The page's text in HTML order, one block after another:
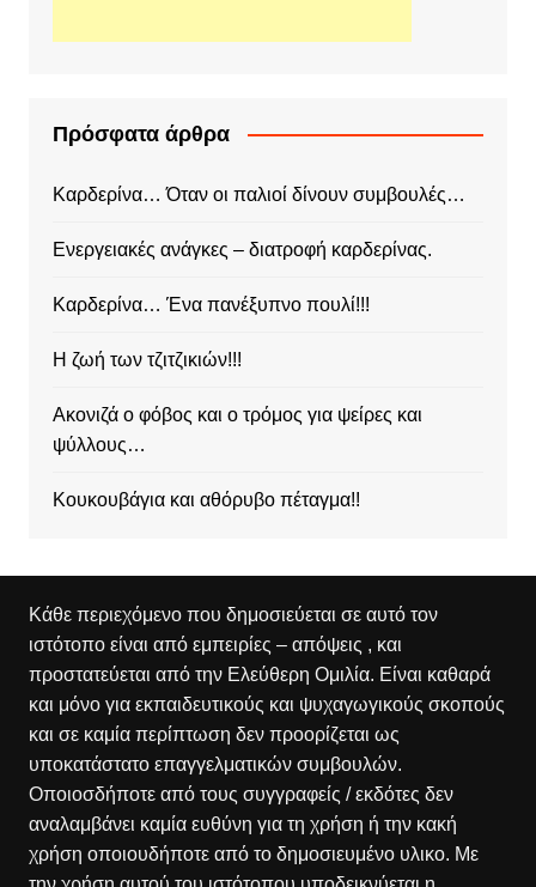
Πρόσφατα άρθρα
Καρδερίνα… Όταν οι παλιοί δίνουν συμβουλές…
Ενεργειακές ανάγκες – διατροφή καρδερίνας.
Καρδερίνα… Ένα πανέξυπνο πουλί!!!
Η ζωή των τζιτζικιών!!!
Ακονιζά ο φόβος και ο τρόμος για ψείρες και
ψύλλους…
Κουκουβάγια και αθόρυβο πέταγμα!!
Κάθε περιεχόμενο που δημοσιεύεται σε αυτό τον
ιστότοπο είναι από εμπειρίες – απόψεις , και
προστατεύεται από την Ελεύθερη Ομιλία. Είναι καθαρά
και μόνο για εκπαιδευτικούς και ψυχαγωγικούς σκοπούς
και σε καμία περίπτωση δεν προορίζεται ως
υποκατάστατο επαγγελματικών συμβουλών.
Οποιοσδήποτε από τους συγγραφείς / εκδότες δεν
αναλαμβάνει καμία ευθύνη για τη χρήση ή την κακή
χρήση οποιουδήποτε από το δημοσιευμένο υλικο. Με